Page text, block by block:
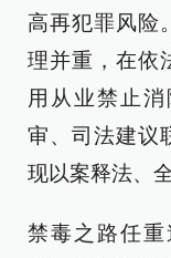
高再犯罪风险
理并重，在依
用从业禁止
审、司法建议
现以案释法、
禁毒之路任